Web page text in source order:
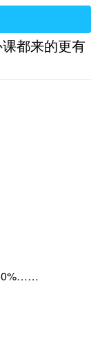
都来的更有